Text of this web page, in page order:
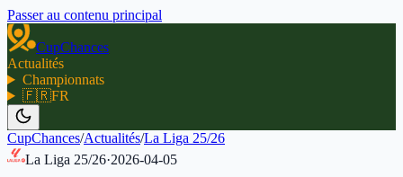
Passer au contenu principal
CupChances
Actualités
Championnats
🇫🇷FR
CupChances/Actualités/La Liga 25/26
La Liga 25/26·2026-04-05